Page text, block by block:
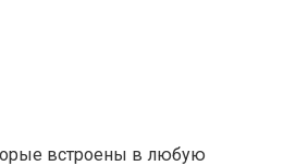
встроены в любую